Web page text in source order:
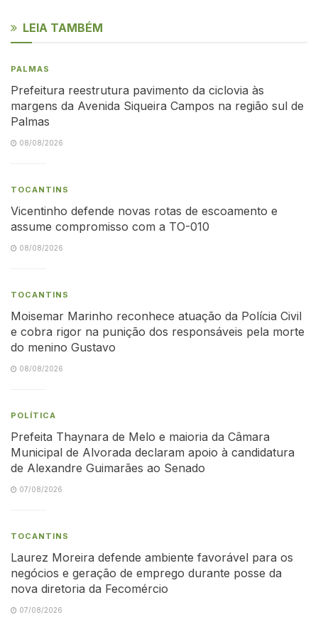
LEIA TAMBÉM
PALMAS
Prefeitura reestrutura pavimento da ciclovia às
margens da Avenida Siqueira Campos na região sul de
Palmas
08/08/2026
TOCANTINS
Vicentinho defende novas rotas de escoamento e
assume compromisso com a TO-010
08/08/2026
TOCANTINS
Moisemar Marinho reconhece atuação da Polícia Civil
e cobra rigor na punição dos responsáveis pela morte
do menino Gustavo
08/08/2026
POLÍTICA
Prefeita Thaynara de Melo e maioria da Câmara
Municipal de Alvorada declaram apoio à candidatura
de Alexandre Guimarães ao Senado
07/08/2026
TOCANTINS
Laurez Moreira defende ambiente favorável para os
negócios e geração de emprego durante posse da
nova diretoria da Fecomércio
07/08/2026